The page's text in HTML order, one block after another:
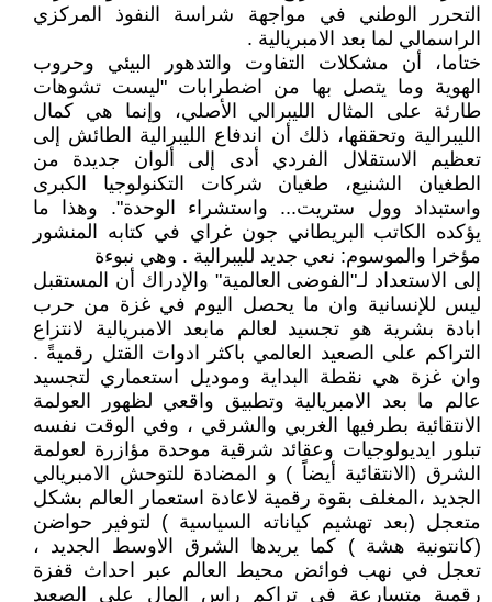
التحرر الوطني في مواجهة شراسة النفوذ المركزي
الراسمالي لما بعد الامبريالية .
ختاما، أن مشكلات التفاوت والتدهور البيئي وحروب
الهوية وما يتصل بها من اضطرابات "ليست تشوهات
طارئة على المثال الليبرالي الأصلي، وإنما هي كمال
الليبرالية وتحققها، ذلك أن اندفاع الليبرالية الطائش إلى
تعظيم الاستقلال الفردي أدى إلى ألوان جديدة من
الطغيان الشنيع، طغيان شركات التكنولوجيا الكبرى
واستبداد وول ستريت... واستشراء الوحدة". وهذا ما
يؤكده الكاتب البريطاني جون غراي في كتابه المنشور
مؤخرا والموسوم: نعي جديد لليبرالية . وهي نبوءة
إلى الاستعداد لـ"الفوضى العالمية" والإدراك أن المستقبل
ليس للإنسانية وان ما يحصل اليوم في غزة من حرب
ابادة بشرية هو تجسيد لعالم مابعد الامبريالية لانتزاع
التراكم على الصعيد العالمي باكثر ادوات القتل رقميةً .
وان غزة هي نقطة البداية وموديل استعماري لتجسيد
عالم ما بعد الامبريالية وتطبيق واقعي لظهور العولمة
الانتقائية بطرفيها الغربي والشرقي ، وفي الوقت نفسه
تبلور ايديولوجيات وعقائد شرقية موحدة مؤازرة لعولمة
الشرق (الانتقائية أيضاً ) و المضادة للتوحش الامبريالي
الجديد ،المغلف بقوة رقمية لاعادة استعمار العالم بشكل
متعجل (بعد تهشيم كياناته السياسية ) لتوفير حواضن
(كانتونية هشة ) كما يريدها الشرق الاوسط الجديد ،
تعجل في نهب فوائض محيط العالم عبر احداث قفزة
رقمية متسارعة في تراكم راس المال على الصعيد